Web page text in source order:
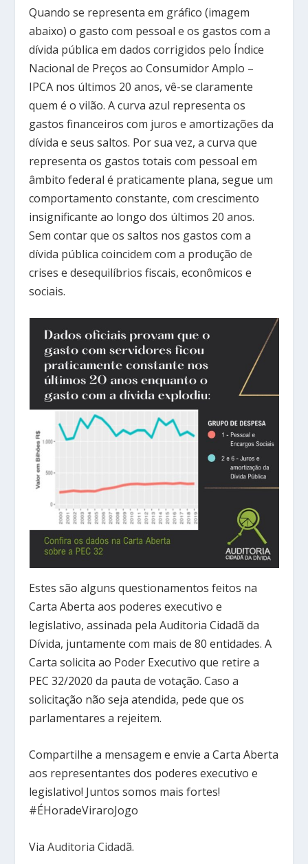
Quando se representa em gráfico (imagem
abaixo) o gasto com pessoal e os gastos com a
dívida pública em dados corrigidos pelo Índice
Nacional de Preços ao Consumidor Amplo –
IPCA nos últimos 20 anos, vê-se claramente
quem é o vilão. A curva azul representa os
gastos financeiros com juros e amortizações da
dívida e seus saltos. Por sua vez, a curva que
representa os gastos totais com pessoal em
âmbito federal é praticamente plana, segue um
comportamento constante, com crescimento
insignificante ao longo dos últimos 20 anos.
Sem contar que os saltos nos gastos com a
dívida pública coincidem com a produção de
crises e desequilíbrios fiscais, econômicos e
sociais.
Estes são alguns questionamentos feitos na
Carta Aberta aos poderes executivo e
legislativo, assinada pela Auditoria Cidadã da
Dívida, juntamente com mais de 80 entidades. A
Carta solicita ao Poder Executivo que retire a
PEC 32/2020 da pauta de votação. Caso a
solicitação não seja atendida, pede que os
parlamentares a rejeitem.
Compartilhe a mensagem e envie a Carta Aberta
aos representantes dos poderes executivo e
legislativo! Juntos somos mais fortes!
#ÉHoradeViraroJogo
ViaAuditoria Cidadã.